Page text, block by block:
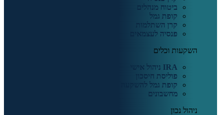
ביטוח מנהלים
קופת גמל
קרן השתלמות
פנסיה לעצמאים
השקעות וכלים
IRA ניהול אישי
פוליסת חיסכון
קופת גמל להשקעה
מחשבונים
ניהול נכון